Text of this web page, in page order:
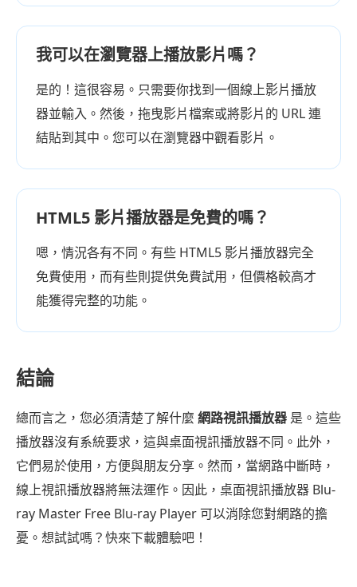
我可以在瀏覽器上播放影片嗎？
是的！這很容易。只需要你找到一個線上影片播放
器並輸入。然後，拖曳影片檔案或將影片的 URL 連
結貼到其中。您可以在瀏覽器中觀看影片。
HTML5 影片播放器是免費的嗎？
嗯，情況各有不同。有些 HTML5 影片播放器完全
免費使用，而有些則提供免費試用，但價格較高才
能獲得完整的功能。
結論
總而言之，您必須清楚了解什麼 網路視訊播放器是。這些
播放器沒有系統要求，這與桌面視訊播放器不同。此外，
它們易於使用，方便與朋友分享。然而，當網路中斷時，
線上視訊播放器將無法運作。因此，桌面視訊播放器 Blu-
ray Master Free Blu-ray Player 可以消除您對網路的擔
憂。想試試嗎？快來下載體驗吧！